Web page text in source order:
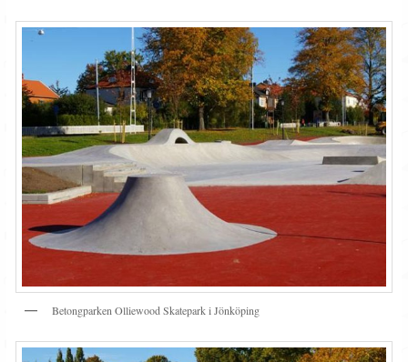
Betongparken Olliewood Skatepark i Jönköping